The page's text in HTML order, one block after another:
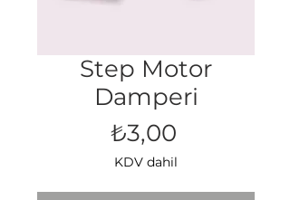
Step Motor
Damperi
₺3,00
KDV dahil